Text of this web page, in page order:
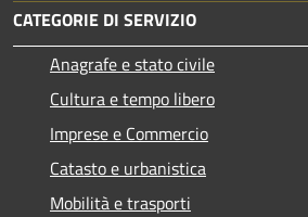
CATEGORIE DI SERVIZIO
Anagrafe e stato civile
Cultura e tempo libero
Imprese e Commercio
Catasto e urbanistica
Mobilità e trasporti